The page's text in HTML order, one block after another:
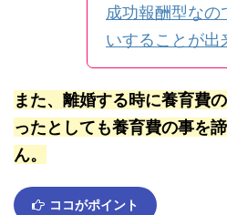
成功報酬型な
いすることが
また、離婚する時に養育費
ったとしても養育費の事を
ん。
ココがポイント